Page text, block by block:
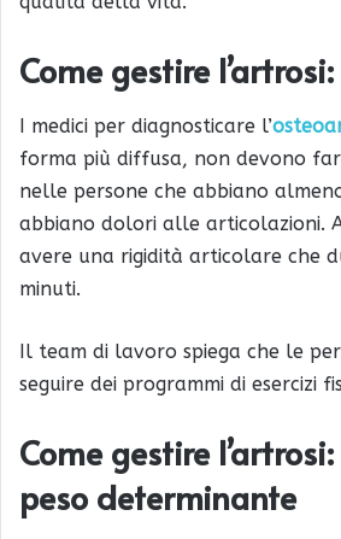
Come gestire
I medici per diagnosticare l’
forma più diffusa, non devono
nelle persone che abbiano
abbiano dolori alle articolazioni.
avere una rigidità articolare che
minuti.
Il team di lavoro spiega che le
seguire dei programmi di esercizi
Come gestire
peso determinante